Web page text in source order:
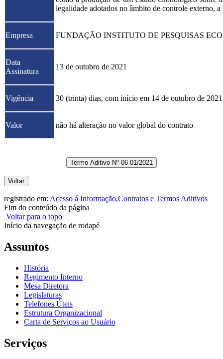
legalidade adotados no âmbito de controle externo,
Empresa FUNDAÇÃO INSTITUTO DE PESQUISAS
Data
Assinatura
13 de outubro de 2021
Vigência 30 (trinta) dias, com início em 14 de outubro de
Valor não há alteração no valor global do contrato
Termo Aditivo Nº 06-01/2021
Voltar
registrado em: Acesso á Informação,Contratos e Termos Aditivos
Fim do conteúdo da página
Voltar para o topo
Início da navegação de rodapé
Assuntos
História
Regimento Interno
Mesa Diretora
Legislaturas
Telefones Úteis
Estrutura Organizacional
Carta de Serviços ao Usuário
Serviços